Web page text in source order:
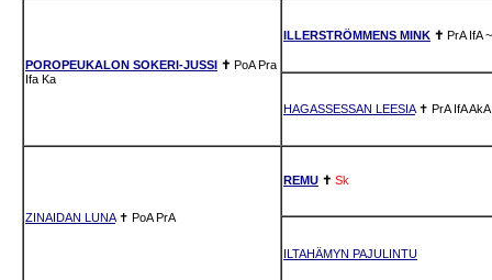
POROPEUKALON SOKERI-JUSSI ✝ PoA Pra
Ifa Ka
ILLERSTRÖMMENS MINK ✝ PrA IfA ~
HAGASSESSAN LEESIA✝ PrA IfAAkA
ZINAIDAN LUNA✝ PoA PrA
REMU ✝ Sk
ILTAHÄMYN PAJULINTU